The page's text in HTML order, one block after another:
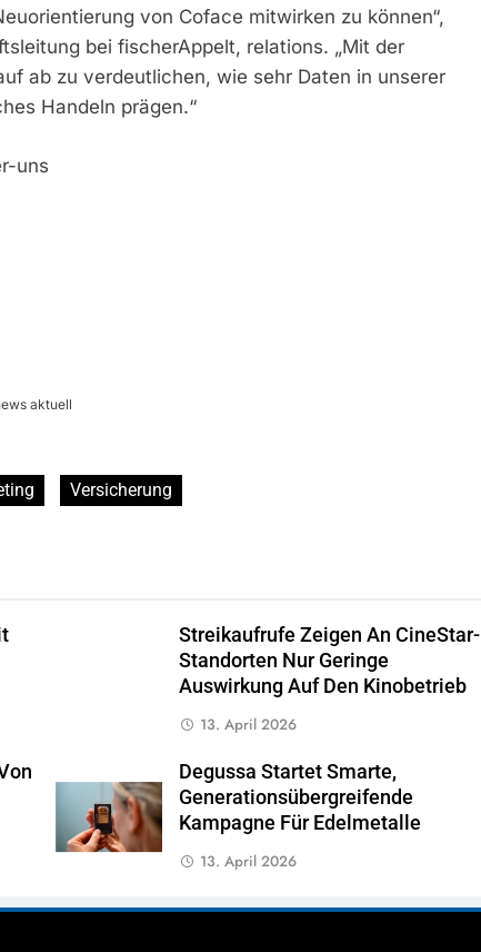
von Coface mitwirken zu können“,
bei fischerAppelt, relations. „Mit der
ab zu verdeutlichen, wie sehr Daten in unserer
Handeln prägen.“
uns
aktuell
Versicherung
Streikaufrufe Zeigen An CineStar-
Standorten Nur Geringe
Auswirkung Auf Den Kinobetrieb
13. April 2026
Degussa Startet Smarte,
Generationsübergreifende
Kampagne Für Edelmetalle
13. April 2026